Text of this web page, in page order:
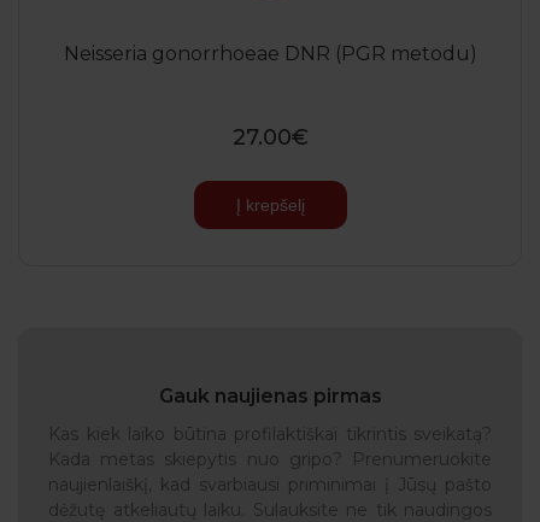
Neisseria gonorrhoeae DNR (PGR metodu)
27.00€
Į krepšelį
Gauk naujienas pirmas
Kas kiek laiko būtina profilaktiškai tikrintis sveikatą?
Kada metas skiepytis nuo gripo? Prenumeruokite
naujienlaiškį, kad svarbiausi priminimai į Jūsų pašto
dėžutę atkeliautų laiku. Sulauksite ne tik naudingos